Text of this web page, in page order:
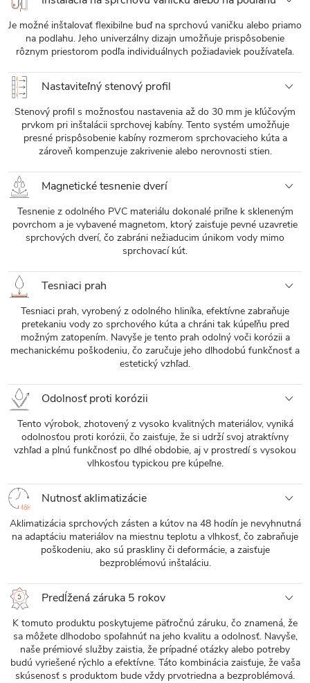
Je možné inštalovať flexibilne buď na sprchovú vaničku alebo priamo
na podlahu. Jeho univerzálny dizajn umožňuje prispôsobenie
rôznym priestorom podľa individuálnych požiadaviek používateľa.
Nastaviteľný stenový profil
Stenový profil s možnosťou nastavenia až do 30 mm je kľúčovým
prvkom pri inštalácii sprchovej kabíny. Tento systém umožňuje
presné prispôsobenie kabíny rozmerom sprchovacieho kúta a
zároveň kompenzuje zakrivenie alebo nerovnosti stien.
Magnetické tesnenie dverí
Tesnenie z odolného PVC materiálu dokonalé priľne k skleneným
povrchom a je vybavené magnetom, ktorý zaisťuje pevné uzavretie
sprchových dverí, čo zabráni nežiaducim únikom vody mimo
sprchovací kút.
Tesniaci prah
Tesniaci prah, vyrobený z odolného hliníka, efektívne zabraňuje
pretekaniu vody zo sprchového kúta a chráni tak kúpeľňu pred
možným zatopením. Navyše je tento prah odolný voči korózii a
mechanickému poškodeniu, čo zaručuje jeho dlhodobú funkčnosť a
estetický vzhľad.
Odolnosť proti korózii
Tento výrobok, zhotovený z vysoko kvalitných materiálov, vyniká
odolnosťou proti korózii, čo zaisťuje, že si udrží svoj atraktívny
vzhľad a plnú funkčnosť po dlhé obdobie, aj v prostredí s vysokou
vlhkosťou typickou pre kúpeľne.
Nutnosť aklimatizácie
Aklimatizácia sprchových zásten a kútov na 48 hodín je nevyhnutná
na adaptáciu materiálov na miestnu teplotu a vlhkosť, čo zabraňuje
poškodeniu, ako sú praskliny či deformácie, a zaisťuje
bezproblémovú inštaláciu.
Predĺžená záruka 5 rokov
K tomuto produktu poskytujeme päťročnú záruku, čo znamená, že
sa môžete dlhodobo spoľahnúť na jeho kvalitu a odolnosť. Navyše,
naše prémiové služby zaistia, že prípadné otázky alebo potreby
budú vyriešené rýchlo a efektívne. Táto kombinácia zaisťuje, že vaša
skúsenosť s produktom bude vždy prvotriedna a bezproblémová.